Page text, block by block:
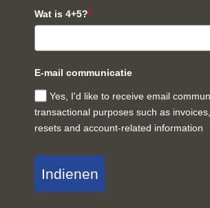
Wat is 4+5?*
E-mail communicatie
Yes, I'd like to receive email
transactional purposes such as
resets and account-related information
Indienen